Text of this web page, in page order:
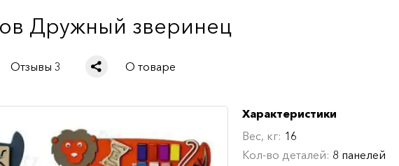
Дружный зверинец
Отзывы 3 О товаре
Характеристики
Вес, кг: 16
Кол-во деталей: 8 панелей